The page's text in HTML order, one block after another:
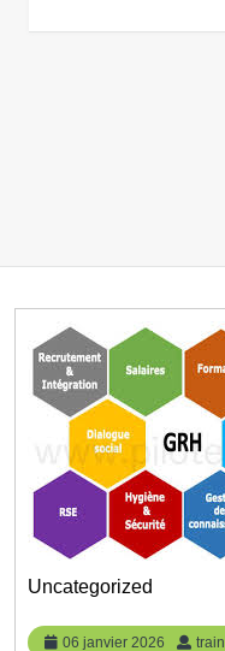
Uncategorized
06 janvier 2026
06